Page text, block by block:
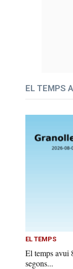
EL TEMPS
EL TEMPS
El temps avui
segons...